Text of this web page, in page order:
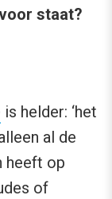
staat?
is helder: ‘het
al de
heeft op
of